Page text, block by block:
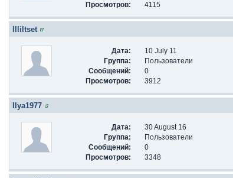
Просмотров:
4115
Illiltset
Дата:
10 July 11
Группа:
Пользователи
Сообщений:
0
Просмотров:
3912
Ilya1977
Дата:
30 August 16
Группа:
Пользователи
Сообщений:
0
Просмотров:
3348